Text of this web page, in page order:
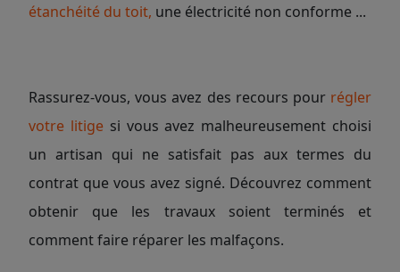
étanchéité du toit, une électricité non conforme ...
Rassurez-vous, vous avez des recours pour régler
votre litigesi vous avez malheureusement choisi
un artisan qui ne satisfait pas aux termes du
contrat que vous avez signé. Découvrez comment
obtenir que les travaux soient terminés et
comment faire réparer les malfaçons.